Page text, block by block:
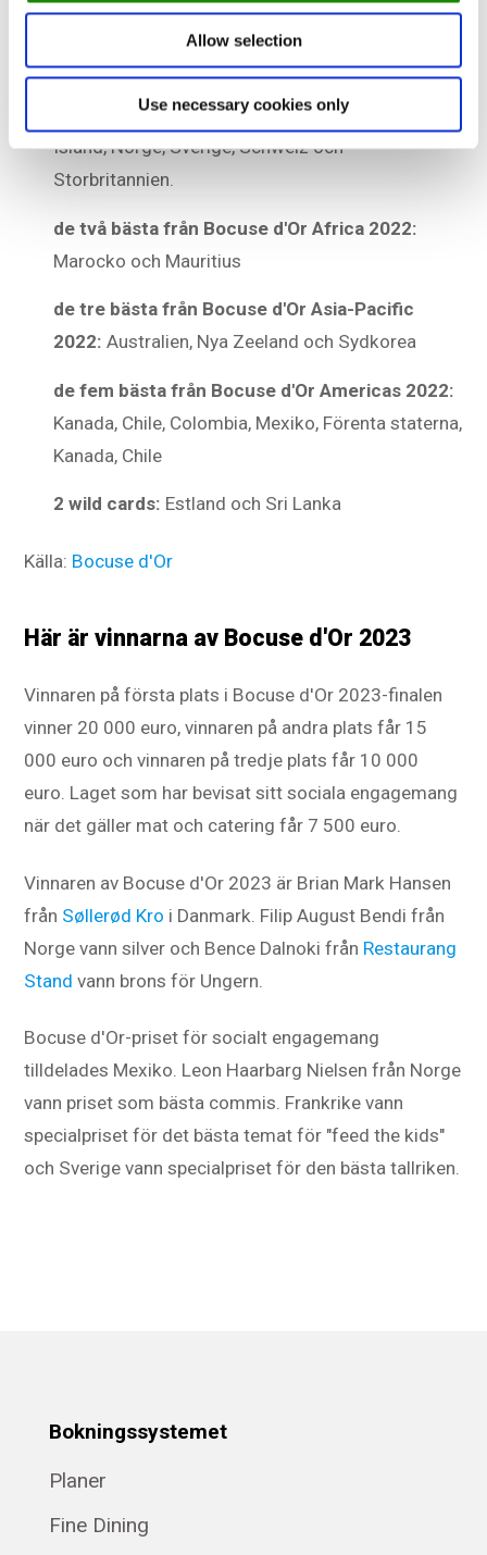
Allow selection
Use necessary cookies only
de 10 bästa från Bocuse d'Or Europe 2022:
Belgien, Danmark, Finland, Frankrike, Ungern,
Island, Norge, Sverige, Schweiz och
Storbritannien.
de två bästa från Bocuse d'Or Africa 2022:
Marocko och Mauritius
de tre bästa från Bocuse d'Or Asia-Pacific
2022: Australien, Nya Zeeland och Sydkorea
de fem bästa från Bocuse d'Or Americas 2022:
Kanada, Chile, Colombia, Mexiko, Förenta staterna,
Kanada, Chile
2 wild cards: Estland och Sri Lanka
Källa: Bocuse d'Or
Här är vinnarna av Bocuse d'Or 2023
Vinnaren på första plats i Bocuse d'Or 2023-finalen
vinner 20 000 euro, vinnaren på andra plats får 15
000 euro och vinnaren på tredje plats får 10 000
euro. Laget som har bevisat sitt sociala engagemang
när det gäller mat och catering får 7 500 euro.
Vinnaren av Bocuse d'Or 2023 är Brian Mark Hansen
från Søllerød Kro i Danmark. Filip August Bendi från
Norge vann silver och Bence Dalnoki från Restaurang
Stand vann brons för Ungern.
Bocuse d'Or-priset för socialt engagemang
tilldelades Mexiko. Leon Haarbarg Nielsen från Norge
vann priset som bästa commis. Frankrike vann
specialpriset för det bästa temat för "feed the kids"
och Sverige vann specialpriset för den bästa tallriken.
Bokningssystemet
Planer
Fine Dining